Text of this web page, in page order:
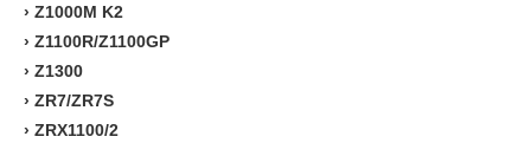
› Z1000M K2
› Z1100R/Z1100GP
› Z1300
› ZR7/ZR7S
› ZRX1100/2